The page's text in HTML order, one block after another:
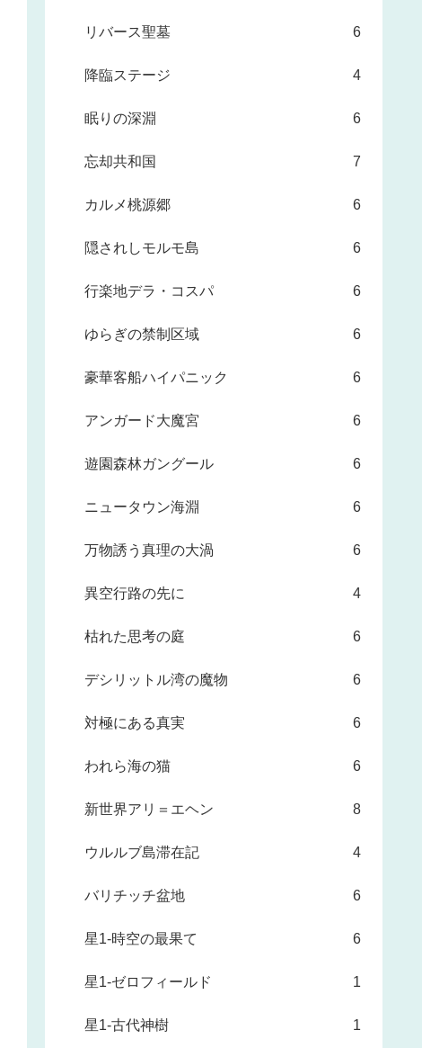
リバース聖墓 6
降臨ステージ 4
眠りの深淵 6
忘却共和国 7
カルメ桃源郷 6
隠されしモルモ島 6
行楽地デラ・コスパ 6
ゆらぎの禁制区域 6
豪華客船ハイパニック 6
アンガード大魔宮 6
遊園森林ガングール 6
ニュータウン海淵 6
万物誘う真理の大渦 6
異空行路の先に 4
枯れた思考の庭 6
デシリットル湾の魔物 6
対極にある真実 6
われら海の猫 6
新世界アリ＝エヘン 8
ウルルブ島滞在記 4
バリチッチ盆地 6
星1-時空の最果て 6
星1-ゼロフィールド 1
星1-古代神樹 1